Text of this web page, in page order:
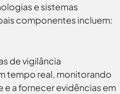
e sistemas
componentes incluem:
de vigilância
tempo real, monitorando
e a fornecer evidências em